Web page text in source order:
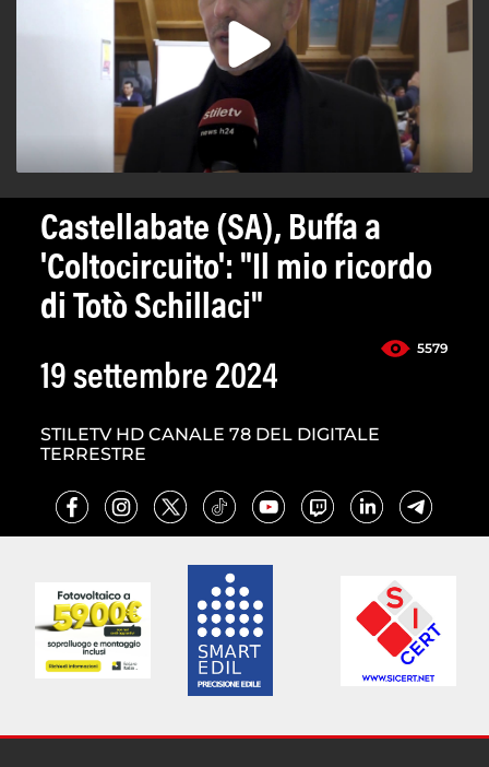
Castellabate (SA), Buffa a
'Coltocircuito': "Il mio ricordo
di Totò Schillaci"
5579
19 settembre 2024
STILETV HD CANALE 78 DEL DIGITALE
TERRESTRE